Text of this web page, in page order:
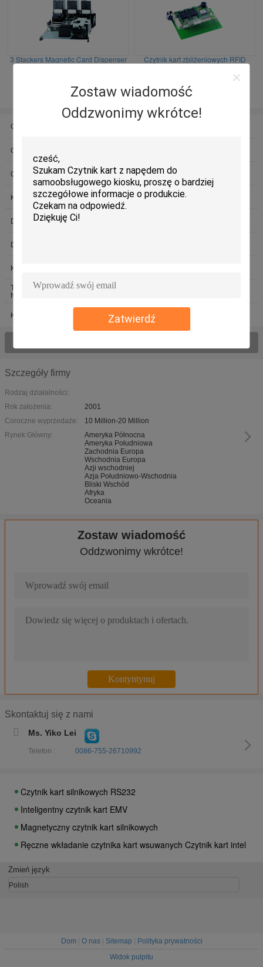
Zostaw wiadomość
Oddzwonimy wkrótce!
Zatwierdź
3 Stackers Magnetic Card Dispenser
Czytnik kart zbliżeniowych RFID
bezdotykowy
Skontaktuj się z nami
Czytnik kart
Czytnik kart RFID
Czytnik kart IC Czytnik kart ATM
Kiosk Czytnik kart Hybrid Card Reader
Dozownik kart RFID
Dozownik kart inteligentnych
Kiosk Bill Acceptor
Termometr do rozpoznawania
twarzy
Kamera kiosk
Szczegóły firmy
Rodzaj działalności:
Rok założenia:
2001
Coroczne wyprzedaże:
10 Million-20 Million
Rynek Główny:
Ameryka Północna
Ameryka Południowa
Zachodnia Europa
Wschodnia Europa
Azji wschodniej
Azja Południowo-Wschodnia
Bliski Wschód
Afryka
Oceania
Zostaw wiadomość
Oddzwonimy wkrótce!
Skontaktuj się z nami
Ms. Yiko Lei
Telefon : 0086-755-26710992
Niestandardowy czytnik kart magnetycznych RS232, czytnik
Czytnik kart RS232 z napędem elektrycznym / czytnik kart IC
Pierwszy / najmniejszy czytnik kart silnikowych z funkcją Anti-
Auto Insert Information Czytnik kart kioskowych Kiosk, czytnik
Czytnik kart SD z zabezpieczeniem antysabotażowym z
Silnikowy czytnik kart inteligentnych, czytnik kart
Czytnik kart inteligentnych, czytnik kart SIM, czytnik kart SIM
Inteligentny czytnik kart EMV
Magnetyczny czytnik kart silnikowych
Ręczne wkładanie czytnika kart wsuwanych Czytnik kart
RS 232 hybrydowy półokrotny czytnik kart RFID / ręczny czytnik
Automatycznie IC RS232 Czytnik kart Dip Zaciski ID Ręczny
Zmień język
Polish
Dom O nas| Sitemap
Polityka prywatności
Widok pulpitu